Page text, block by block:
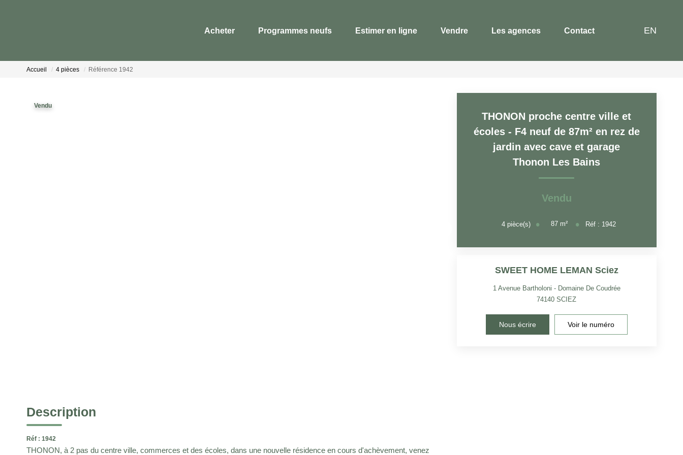
Acheter Programmes neufs Estimer en ligne Vendre Les agences Contact EN
Accueil 4 pièces Référence 1942
Vendu
Description
Réf : 1942
THONON, à 2 pas du centre ville, commerces et des écoles, dans une nouvelle résidence en cours d'achèvement, venez
THONON proche centre ville et
écoles - F4 neuf de 87m² en rez de
jardin avec cave et garage
Thonon Les Bains
Vendu
4 pièce(s) 87 m² Réf : 1942
SWEET HOME LEMAN Sciez
1 Avenue Bartholoni - Domaine De Coudrée
74140SCIEZ
Nous écrire Voir le numéro